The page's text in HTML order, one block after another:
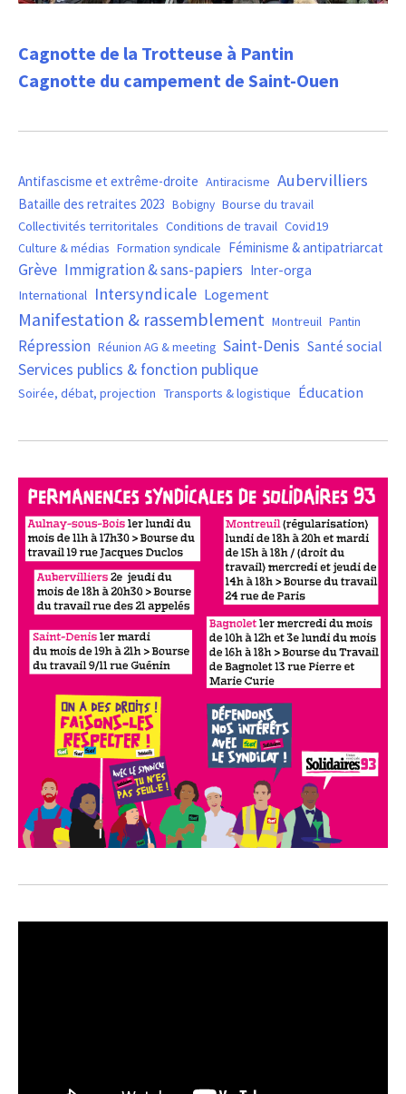
Cagnotte de la Trotteuse à Pantin
Cagnotte du campement de Saint-Ouen
Antifascisme et extrême-droite Antiracisme Aubervilliers
Bataille des retraites 2023 Bobigny Bourse du travail
Collectivités territoritales Conditions de travail Covid19
Culture & médias Formation syndicale Féminisme & antipatriarcat
Grève Immigration & sans-papiers Inter-orga
International Intersyndicale Logement
Manifestation & rassemblement Montreuil Pantin
Répression Réunion AG & meeting Saint-Denis Santé social
Services publics & fonction publique
Soirée, débat, projection Transports & logistique Éducation